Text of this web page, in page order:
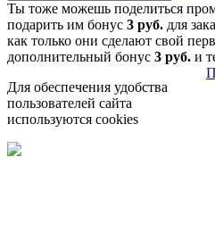
Ты тоже можешь поделиться
подарить им бонус 3 руб. для
как только они сделают свой
дополнительный бонус 3 руб. и
Для обеспечения удобства
пользователей сайта
используются cookies